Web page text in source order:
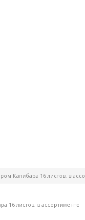
Капибара 16 листов, в